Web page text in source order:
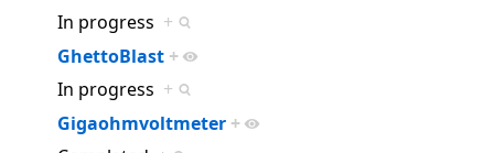
In progress +
GhettoBlast +
In progress +
Gigaohmvoltmeter +